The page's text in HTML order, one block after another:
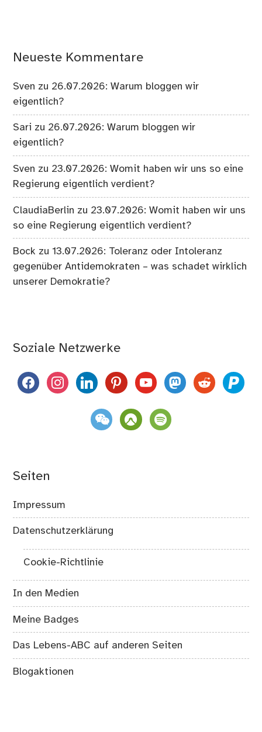
Neueste Kommentare
Sven zu 26.07.2026: Warum bloggen wir
eigentlich?
Sari zu 26.07.2026: Warum bloggen wir
eigentlich?
Sven zu 23.07.2026: Womit haben wir uns so eine
Regierung eigentlich verdient?
ClaudiaBerlin zu 23.07.2026: Womit haben wir uns
so eine Regierung eigentlich verdient?
Bock zu13.07.2026: Toleranz oder Intoleranz
gegenüber Antidemokraten – was schadet wirklich
unserer Demokratie?
Soziale Netzwerke
facebookinstagramlinkedinpinterestyoutubemastodon
reddit paypal
weixin komootspotify
Seiten
Impressum
Datenschutzerklärung
Cookie-Richtlinie
In den Medien
Meine Badges
Das Lebens-ABC auf anderen Seiten
Blogaktionen